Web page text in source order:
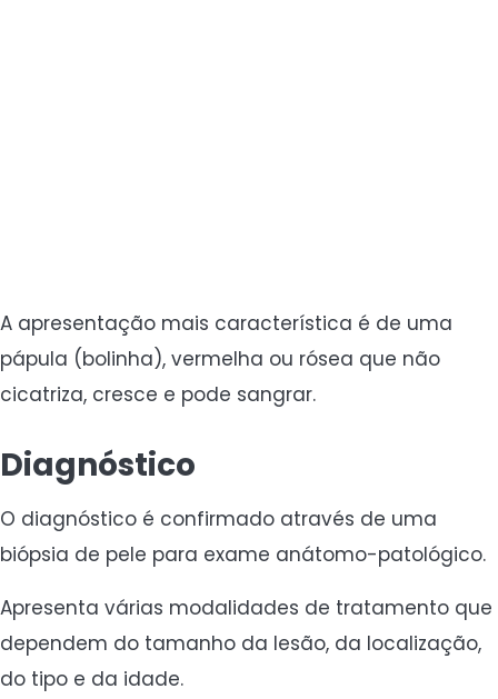
A apresentação mais característica é de uma
pápula (bolinha), vermelha ou rósea que não
cicatriza, cresce e pode sangrar.
Diagnóstico
O diagnóstico é confirmado através de uma
biópsia de pele para exame anátomo-patológico.
Apresenta várias modalidades de tratamento que
dependem do tamanho da lesão, da localização,
do tipo e da idade.